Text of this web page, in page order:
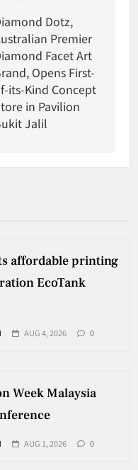
Dotz,
Premier
Facet Art
Opens First-
its-Kind Concept
in Pavilion
Jalil
affordable printing
EcoTank
AUG 4, 2026 0
Week Malaysia
AUG 1, 2026 0